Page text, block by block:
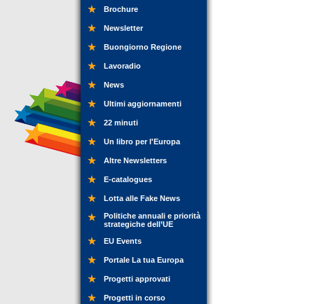
Brochure
Newsletter
Buongiorno Regione
Lavoradio
News
Ultimi aggiornamenti
22 minuti
Un libro per l'Europa
Altre Newsletters
E-catalogues
Lotta alle Fake News
Politiche annuali e priorità
strategiche dell’UE
EU Events
Portale La tua Europa
Progetti approvati
Progetti in corso